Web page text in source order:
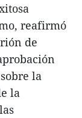
reafirmó
de
la
la